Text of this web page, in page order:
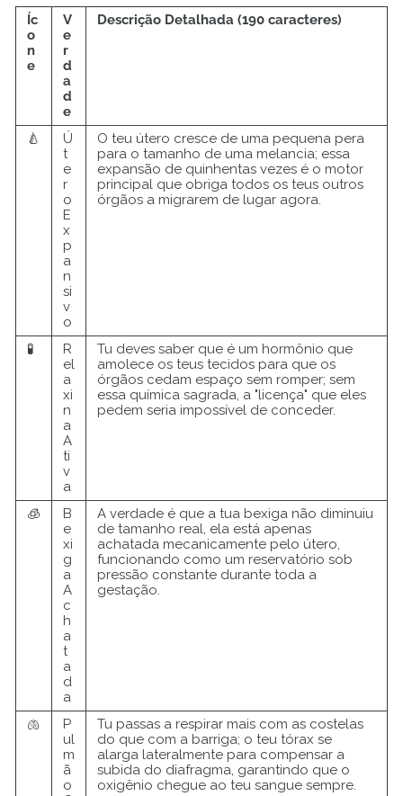
Íc
o
n
e
V
e
r
d
a
d
e
Descrição Detalhada (190 caracteres)
🍐
Ú
t
e
r
o
E
x
p
a
n
si
v
o
O teu útero cresce de uma pequena pera
para o tamanho de uma melancia; essa
expansão de quinhentas vezes é o motor
principal que obriga todos os teus outros
órgãos a migrarem de lugar agora.
🧪
R
el
a
xi
n
a
A
ti
v
a
Tu deves saber que é um hormônio que
amolece os teus tecidos para que os
órgãos cedam espaço sem romper; sem
essa química sagrada, a "licença" que eles
pedem seria impossível de conceder.
🧊
B
e
xi
g
a
A
c
h
a
t
a
d
a
A verdade é que a tua bexiga não diminuiu
de tamanho real, ela está apenas
achatada mecanicamente pelo útero,
funcionando como um reservatório sob
pressão constante durante toda a
gestação.
🫁
P
ul
m
ã
o
Tu passas a respirar mais com as costelas
do que com a barriga; o teu tórax se
alarga lateralmente para compensar a
subida do diafragma, garantindo que o
oxigênio chegue ao teu sangue sempre.